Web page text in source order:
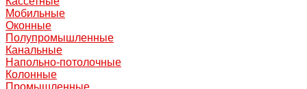
Мобильные
Оконные
Полупромышленные
Канальные
Напольно-потолочные
Колонные
Промышленные